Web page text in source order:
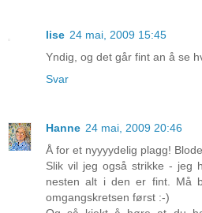
lise 24 mai, 2009 15:45
Yndig, og det går fint an å se
Svar
Hanne 24 mai, 2009 20:46
Å for et nyyyydelig plagg!
Slik vil jeg også strikke - jeg
nesten alt i den er fint. Må
omgangskretsen først :-)